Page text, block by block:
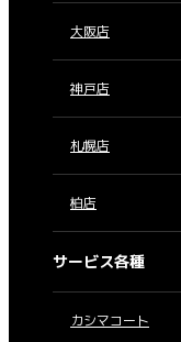
大阪店
神戸店
札幌店
柏店
サービス各種
カシマコート